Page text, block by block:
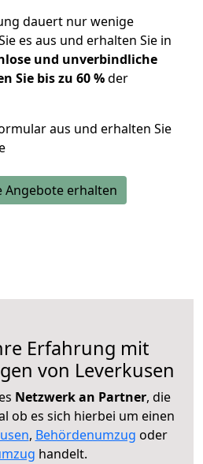
dauert nur wenige
es aus und erhalten Sie in
und unverbindliche
Sie bis zu 60 %der
aus und erhalten Sie
Angebote erhalten
Erfahrung mit
von Leverkusen
Netzwerk an Partner, die
ob es sich hierbei um einen
, Behördenumzug oder
handelt.